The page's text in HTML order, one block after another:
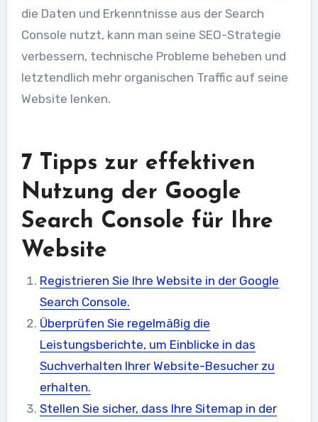
die Daten und Erkenntnisse aus der Search
Console nutzt, kann man seine SEO-Strategie
verbessern, technische Probleme beheben und
letztendlich mehr organischen Traffic auf seine
Website lenken.
7 Tipps zur effektiven
Nutzung der Google
Search Console für Ihre
Website
Registrieren Sie Ihre Website in der Google
Search Console.
Überprüfen Sie regelmäßig die
Leistungsberichte, um Einblicke in das
Suchverhalten Ihrer Website-Besucher zu
erhalten.
Stellen Sie sicher, dass Ihre Sitemap in der